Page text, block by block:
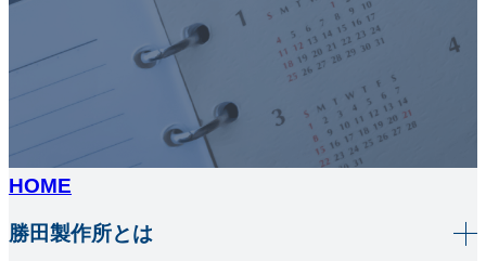
HOME
勝田製作所とは